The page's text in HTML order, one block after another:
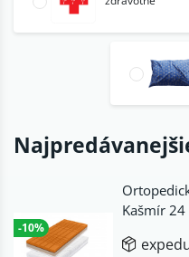
-10%
Kašmír